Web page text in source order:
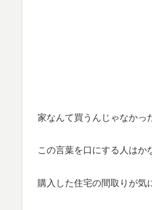
家なんて買うんじゃなかっ
この言葉を口にする人はか
購入した住宅の間取りが気